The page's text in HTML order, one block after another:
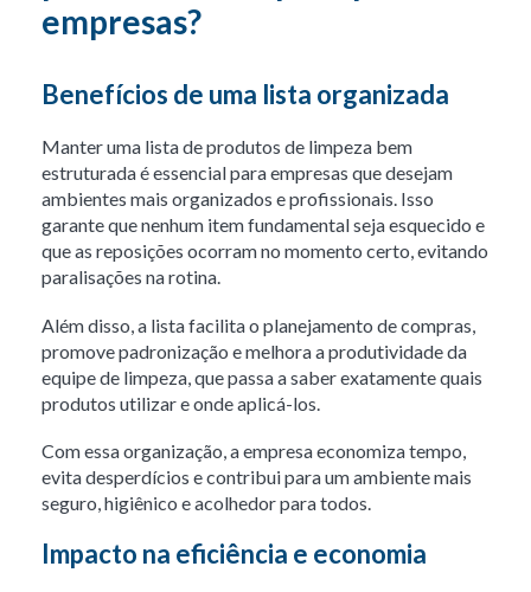
empresas?
Benefícios de uma lista organizada
Manter uma lista de produtos de limpeza bem
estruturada é essencial para empresas que desejam
ambientes mais organizados e profissionais. Isso
garante que nenhum item fundamental seja esquecido e
que as reposições ocorram no momento certo, evitando
paralisações na rotina.
Além disso, a lista facilita o planejamento de compras,
promove padronização e melhora a produtividade da
equipe de limpeza, que passa a saber exatamente quais
produtos utilizar e onde aplicá-los.
Com essa organização, a empresa economiza tempo,
evita desperdícios e contribui para um ambiente mais
seguro, higiênico e acolhedor para todos.
Impacto na eficiência e economia